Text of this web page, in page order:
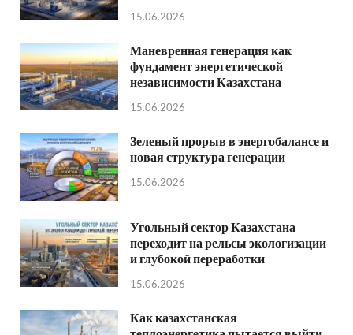
15.06.2026
Маневренная генерация как
фундамент энергетической
независимости Казахстана
15.06.2026
Зеленый прорыв в энергобалансе и
новая структура генерации
15.06.2026
Угольный сектор Казахстана
переходит на рельсы экологизации
и глубокой переработки
15.06.2026
Как казахстанская